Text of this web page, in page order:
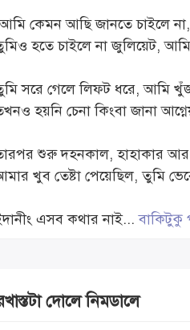
কেমন আছি জানতে চাইলে
হতে চাইলে না জুলিয়েট,
সরে গেলে লিফট ধরে, আমি
হয়নি চেনা কিংবা জানা
শুরু দহনকাল, হাহাকার
খুব তেষ্টা পেয়েছিল, তুমি
এসব কথার নাই...বাকিটুকু
দোলে নিমডালে